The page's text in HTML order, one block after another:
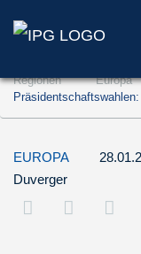
Zum Inhalt
Zur Suche
Regionen Europa
EUROPA
Duverger